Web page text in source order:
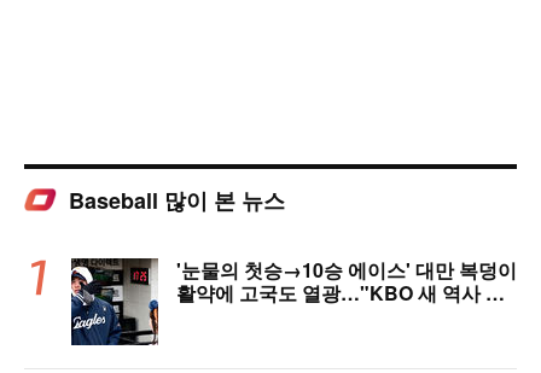
Baseball 많이 본 뉴스
'눈물의 첫승→10승 에이스' 대만 복덩이
활약에 고국도 열광…"KBO 새 역사 썼